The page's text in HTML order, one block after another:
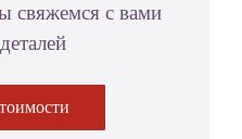
свяжемся с вами